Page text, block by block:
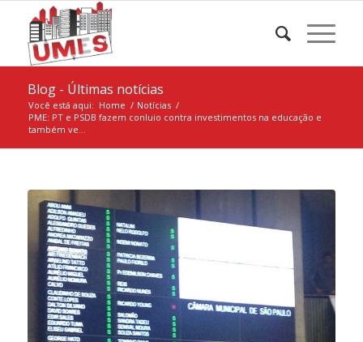
Blog - Últimas notícias
Você está aqui: Home / Notícias /
PME: PT e PSDB fazem conluio contra investimentos na educação e
também ve...